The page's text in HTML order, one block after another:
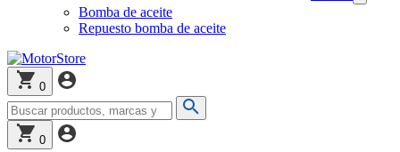
Bomba de aceite
Repuesto bomba de aceite
0
0